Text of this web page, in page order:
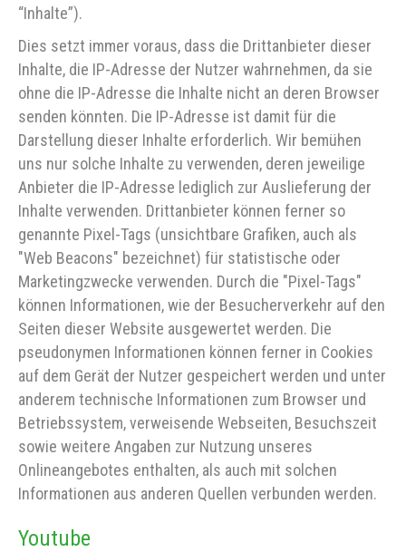
“Inhalte”).
Dies setzt immer voraus, dass die Drittanbieter dieser
Inhalte, die IP-Adresse der Nutzer wahrnehmen, da sie
ohne die IP-Adresse die Inhalte nicht an deren Browser
senden könnten. Die IP-Adresse ist damit für die
Darstellung dieser Inhalte erforderlich. Wir bemühen
uns nur solche Inhalte zu verwenden, deren jeweilige
Anbieter die IP-Adresse lediglich zur Auslieferung der
Inhalte verwenden. Drittanbieter können ferner so
genannte Pixel-Tags (unsichtbare Grafiken, auch als
"Web Beacons" bezeichnet) für statistische oder
Marketingzwecke verwenden. Durch die "Pixel-Tags"
können Informationen, wie der Besucherverkehr auf den
Seiten dieser Website ausgewertet werden. Die
pseudonymen Informationen können ferner in Cookies
auf dem Gerät der Nutzer gespeichert werden und unter
anderem technische Informationen zum Browser und
Betriebssystem, verweisende Webseiten, Besuchszeit
sowie weitere Angaben zur Nutzung unseres
Onlineangebotes enthalten, als auch mit solchen
Informationen aus anderen Quellen verbunden werden.
Youtube